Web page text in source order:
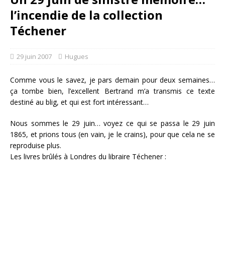
l’incendie de la collection
Téchener
29 juin 2007 Hugues
Comme vous le savez, je pars demain pour deux semaines…
ça tombe bien, l’excellent Bertrand m’a transmis ce texte
destiné au blig, et qui est fort intéressant…
Nous sommes le 29 juin… voyez ce qui se passa le 29 juin
1865, et prions tous (en vain, je le crains), pour que cela ne se
reproduise plus.
Les livres brûlés à Londres du libraire Téchener :